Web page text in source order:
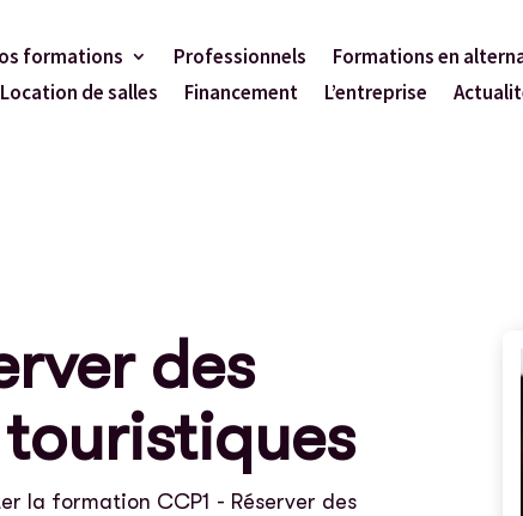
formations Professionnels
Formations en
Location de salles
Financement L’entreprise
des
la formation CCP1 - Réserver des